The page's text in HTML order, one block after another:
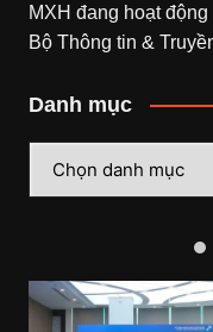
MXH đang hoạt
Bộ Thông tin &
Danh mục
mục